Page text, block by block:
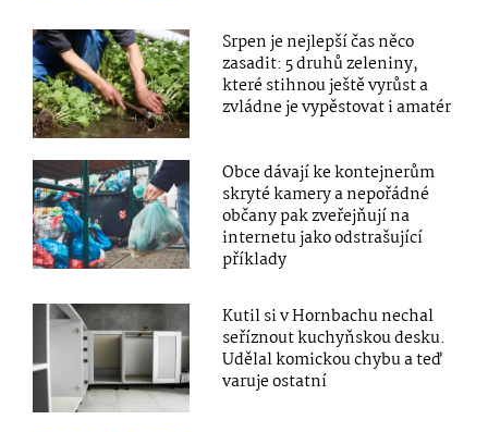
Srpen je nejlepší čas něco
zasadit: 5 druhů zeleniny,
které stihnou ještě vyrůst a
zvládne je vypěstovat i amatér
Obce dávají ke kontejnerům
skryté kamery a nepořádné
občany pak zveřejňují na
internetu jako odstrašující
příklady
Kutil si v Hornbachu nechal
seříznout kuchyňskou desku.
Udělal komickou chybu a teď
varuje ostatní